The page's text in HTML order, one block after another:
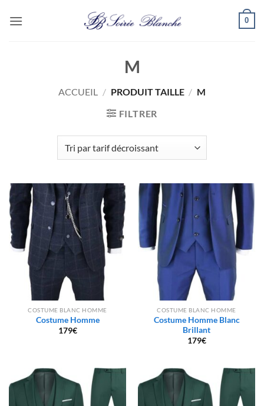
0
M
ACCUEIL / PRODUIT TAILLE / M
FILTRER
COSTUME BLANC HOMME
Costume Homme
179€
COSTUME BLANC HOMME
Costume Homme Blanc
Brillant
179€